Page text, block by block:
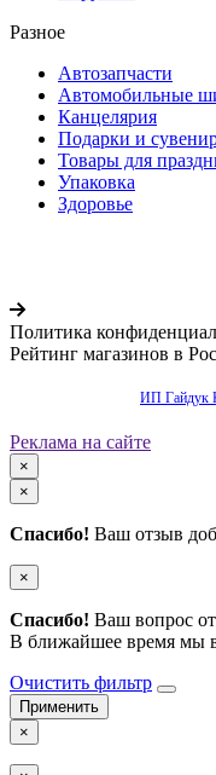
Разное
Автозапчасти
Автомобильные
Канцелярия
Подарки и
Товары для
Упаковка
Здоровье
Политика
Рейтинг магазинов в
ИП Гайдук
Реклама на сайте
×
×
Спасибо! Ваш отзыв
×
Спасибо! Ваш вопрос
В ближайшее время мы
Очистить фильтр
×